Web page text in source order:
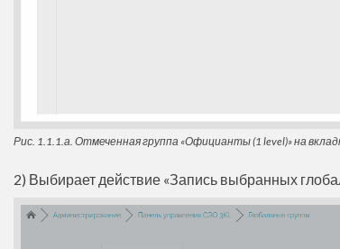
Рис. 1.1.1.а. Отмеченная группа «Официанты (1 level)» на
2) Выбирает действие «Запись выбранных